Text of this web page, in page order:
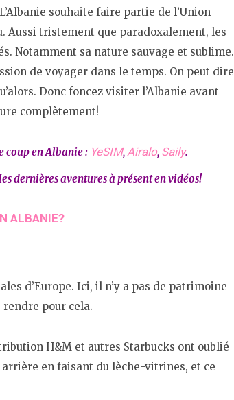
souhaite faire partie de l’Union
Aussi tristement que paradoxalement, les
Notamment sa nature sauvage et sublime.
de voyager dans le temps. On peut dire
Donc foncez visiter l’Albanie avant
complètement!
coup en Albanie : YeSIM, Airalo, Saily.
dernières aventures à présent en vidéos!
ALBANIE?
d’Europe. Ici, il n’y a pas de patrimoine
rendre pour cela.
H&M et autres Starbucks ont oublié
en faisant du lèche-vitrines, et ce